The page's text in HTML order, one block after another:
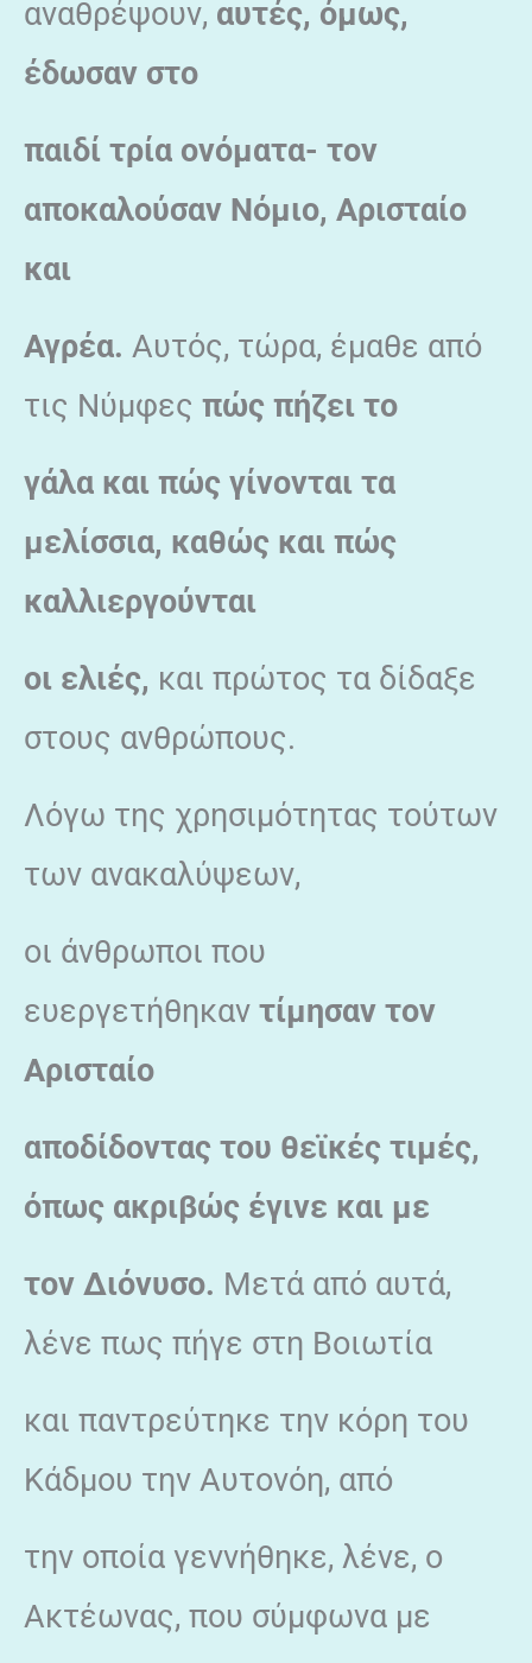
αναθρέψουν, αυτές, όμως,
έδωσαν στο
παιδί τρία ονόματα- τον
αποκαλούσαν Νόμιο, Αρισταίο
και
Αγρέα. Αυτός, τώρα, έμαθε από
τις Νύμφες πώς πήζει το
γάλα και πώς γίνονται τα
μελίσσια, καθώς και πώς
καλλιεργούνται
οι ελιές, και πρώτος τα δίδαξε
στους ανθρώπους.
Λόγω της χρησιμότητας τούτων
των ανακαλύψεων,
οι άνθρωποι που
ευεργετήθηκαν τίμησαν τον
Αρισταίο
αποδίδοντας του θεϊκές τιμές,
όπως ακριβώς έγινε και με
τον Διόνυσο. Μετά από αυτά,
λένε πως πήγε στη Βοιωτία
και παντρεύτηκε την κόρη του
Κάδμου την Αυτονόη, από
την οποία γεννήθηκε, λένε, ο
Ακτέωνας, που σύμφωνα με